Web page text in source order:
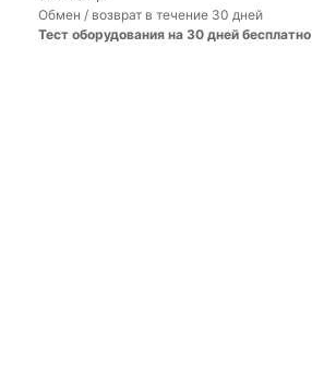
Обмен / возврат в течение 30 дней
Тест оборудования на 30 дней бесплатно